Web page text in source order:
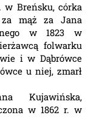
w Breńsku, córka
za mąż za Jana
w 1823 w
folwarku
i w Dąbrówce
u niej, zmarł
Kujawińska,
w 1862 r. w